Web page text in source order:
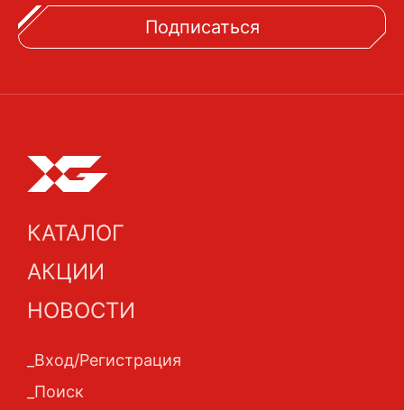
Подписаться
КАТАЛОГ
АКЦИИ
НОВОСТИ
Вход/Регистрация
Поиск